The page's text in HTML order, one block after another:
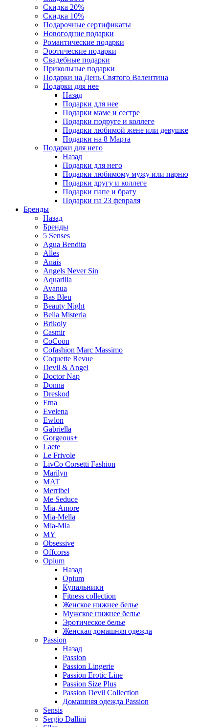
Скидка 20%
Скидка 10%
Подарочные сертификаты
Новогодние подарки
Романтические подарки
Эротические подарки
Свадебные подарки
Прикольные подарки
Подарки на День Святого Валентина
Подарки для нее
Назад
Подарки для нее
Подарки маме и сестре
Подарки подруге и коллеге
Подарки любимой жене или девушке
Подарки на 8 Марта
Подарки для него
Назад
Подарки для него
Подарки любимому мужу или парню
Подарки другу и коллеге
Подарки папе и брату
Подарки на 23 февраля
Бренды
Назад
Бренды
5 Senses
Agua Bendita
Alles
Anais
Angels Never Sin
Aquarilla
Avanua
Bas Bleu
Beauty Night
Bella Misteria
Brikoly
Casmir
CoCoon
Cofashion Marc Massimo
Coquette Revue
Devil & Angel
Doctor Nap
Donna
Dreskod
Etna
Evelena
Ewlon
Gabriella
Gorgeous+
Laete
Le Frivole
LivCo Corsetti Fashion
Marilyn
MAT
Merribel
Me Seduce
Mia-Amore
Mia-Mella
Mia-Mia
MY
Obsessive
Offcorss
Opium
Назад
Opium
Купальники
Fitness collection
Женское нижнее белье
Мужское нижнее белье
Эротическое белье
Женская домашняя одежда
Passion
Назад
Passion
Passion Lingerie
Passion Erotic Line
Passion Size Plus
Passion Devil Collection
Домашняя одежда Passion
Sensis
Sergio Dallini